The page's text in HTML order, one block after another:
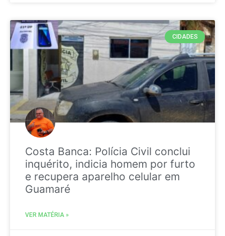
CIDADES
Costa Banca: Polícia Civil conclui
inquérito, indicia homem por furto
e recupera aparelho celular em
Guamaré
VER MATÉRIA »